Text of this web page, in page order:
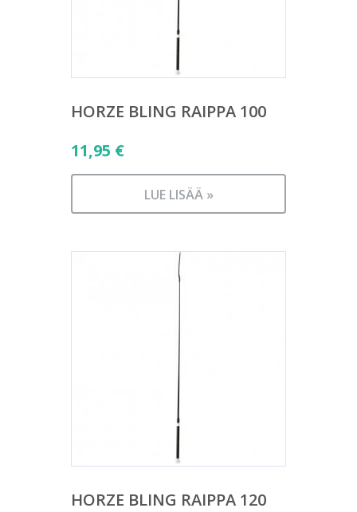
HORZE BLING RAIPPA 100
11,95 €
LUE LISÄÄ »
HORZE BLING RAIPPA 120